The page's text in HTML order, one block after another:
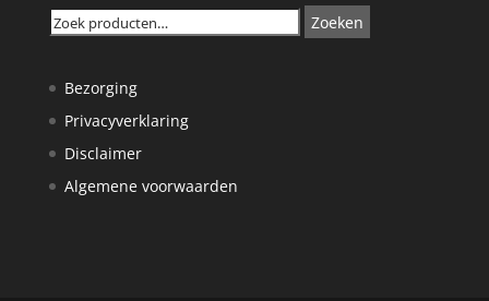
Zoeken
naar:
Zoeken
Bezorging
Privacyverklaring
Disclaimer
Algemene voorwaarden